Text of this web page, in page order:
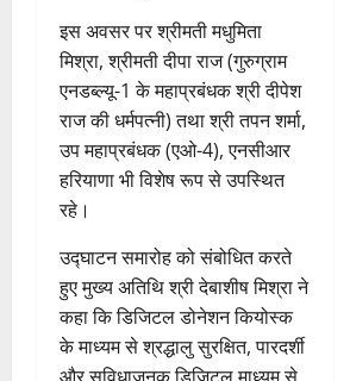
इस अवसर पर श्रीमती मधुमिता
मिश्रा, श्रीमती दीपा राज (गुरुग्राम
एनडब्ल्यू-1 के महाप्रबंधक श्री दीपेश
राज की धर्मपत्नी) तथा श्री तपन शर्मा,
उप महाप्रबंधक (एओ-4), एनसीआर
हरियाणा भी विशेष रूप से उपस्थित
रहे।
उद्घाटन समारोह को संबोधित करते
हुए मुख्य अतिथि श्री देबाशीष मिश्रा ने
कहा कि डिजिटल डोनेशन कियोस्क
के माध्यम से श्रद्धालु सुरक्षित, पारदर्शी